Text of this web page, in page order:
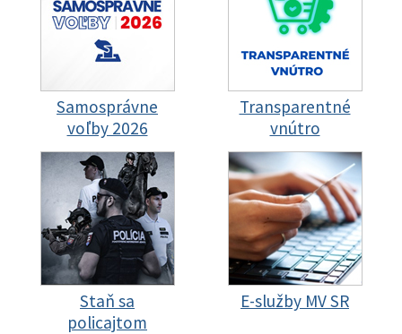
Samosprávne
voľby 2026
Transparentné
vnútro
Staň sa
policajtom
E-služby MV SR